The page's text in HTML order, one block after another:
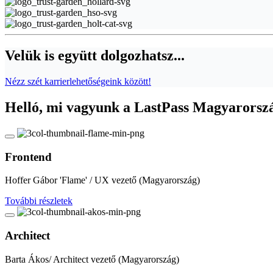
Velük is együtt dolgozhatsz...
Nézz szét karrierlehetőségeink között!
Helló, mi vagyunk a LastPass
Frontend
Hoffer Gábor 'Flame' / UX vezető (Magyarország)
További részletek
Architect
Barta Ákos/ Architect vezető (Magyarország)